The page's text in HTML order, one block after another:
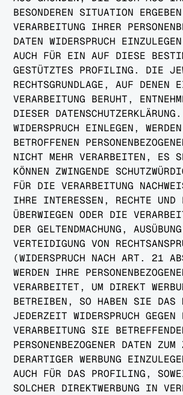
BESONDEREN SITUATION
VERARBEITUNG IHRER
DATEN WIDERSPRUCH
AUCH FÜR EIN AUF DIESE
GESTÜTZTES PROFILING. DIE
RECHTSGRUNDLAGE, AUF DENEN
VERARBEITUNG BERUHT,
DIESER
WIDERSPRUCH EINLEGEN,
BETROFFENEN
NICHT MEHR VERARBEITEN, ES
KÖNNEN ZWINGENDE
FÜR DIE VERARBEITUNG
IHRE INTERESSEN, RECHTE UND
ÜBERWIEGEN ODER DIE
DER GELTENDMACHUNG,
VERTEIDIGUNG VON
(WIDERSPRUCH NACH ART. 21
WERDEN IHRE
VERARBEITET, UM DIREKT
BETREIBEN, SO HABEN SIE DAS
JEDERZEIT WIDERSPRUCH GEGEN
VERARBEITUNG SIE
PERSONENBEZOGENER DATEN ZUM
DERARTIGER WERBUNG
AUCH FÜR DAS PROFILING,
SOLCHER DIREKTWERBUNG IN